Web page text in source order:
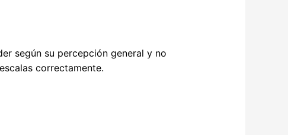
según su percepción general y no
correctamente.